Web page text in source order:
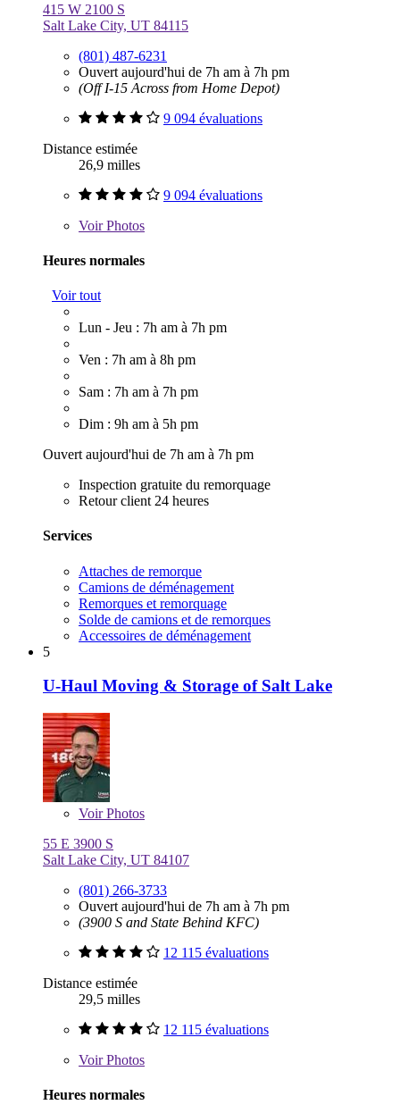
415 W 2100 S
Salt Lake City, UT 84115
(801) 487-6231
Ouvert aujourd'hui de 7h am à 7h pm
(Off I-15 Across from Home Depot)
9 094 évaluations
Distance estimée
26,9 milles
9 094 évaluations
VoirPhotos
Heures normales
Voir tout
Lun - Jeu : 7h am à 7h pm
Ven : 7h am à 8h pm
Sam : 7h am à 7h pm
Dim : 9h am à 5h pm
Ouvert aujourd'hui de 7h am à 7h pm
Inspection gratuite du remorquage
Retour client 24 heures
Services
Attaches de remorque
Camions de déménagement
Remorques et remorquage
Solde de camions et de remorques
Accessoires de déménagement
5
U-Haul Moving & Storage of Salt Lake
VoirPhotos
55 E 3900 S
Salt Lake City, UT 84107
(801) 266-3733
Ouvert aujourd'hui de 7h am à 7h pm
(3900 S and State Behind KFC)
12 115 évaluations
Distance estimée
29,5 milles
12 115 évaluations
VoirPhotos
Heures normales